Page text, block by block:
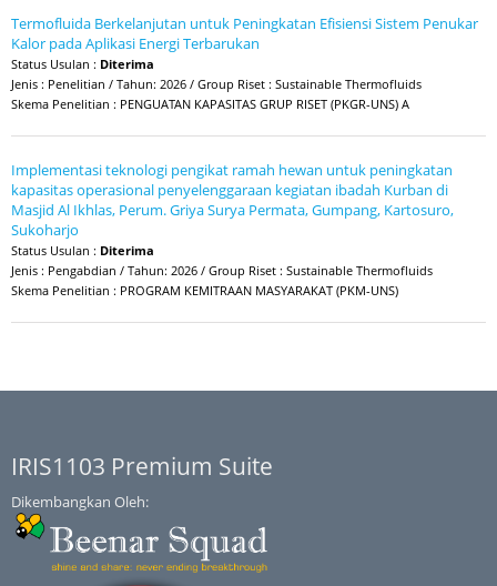
Termofluida Berkelanjutan untuk Peningkatan Efisiensi Sistem Penukar
Kalor pada Aplikasi Energi Terbarukan
Status Usulan : Diterima
Jenis : Penelitian / Tahun: 2026 / Group Riset : Sustainable Thermofluids
Skema Penelitian : PENGUATAN KAPASITAS GRUP RISET (PKGR-UNS) A
Implementasi teknologi pengikat ramah hewan untuk peningkatan
kapasitas operasional penyelenggaraan kegiatan ibadah Kurban di
Masjid Al Ikhlas, Perum. Griya Surya Permata, Gumpang, Kartosuro,
Sukoharjo
Status Usulan : Diterima
Jenis : Pengabdian / Tahun: 2026 / Group Riset : Sustainable Thermofluids
Skema Penelitian : PROGRAM KEMITRAAN MASYARAKAT (PKM-UNS)
IRIS1103 Premium Suite
Dikembangkan Oleh: